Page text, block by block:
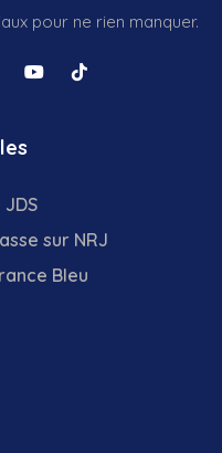
pour ne rien manquer.
sur NRJ
Bleu